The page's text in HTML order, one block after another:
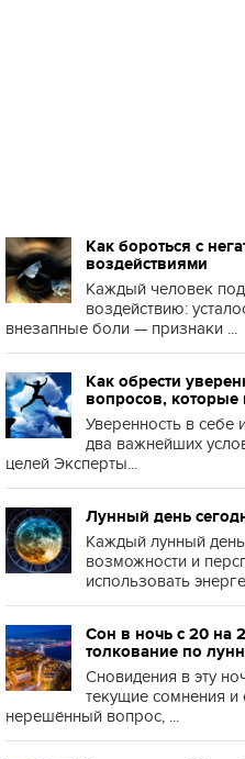
Как бороться с
воздействиями
Каждый человек
воздействию:
внезапные боли — признаки ...
Как обрести
вопросов, которые
Уверенность в себе
два важнейших
целей Эксперты...
Лунный день
Каждый лунный
возможности и
использовать
Сон в ночь с 20 на
толкование по
Сновидения в эту
текущие сомнения и
нерешённый вопрос, ...